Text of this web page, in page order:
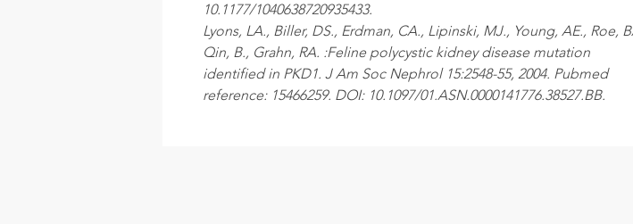
10.1177/1040638720935433.
Lyons, LA., Biller, DS., Erdman, CA., Lipinski, MJ., Young, AE., Roe,
Qin, B., Grahn, RA. :Feline polycystic kidney disease mutation
identified in PKD1. J Am Soc Nephrol 15:2548-55, 2004. Pubmed
reference: 15466259. DOI: 10.1097/01.ASN.0000141776.38527.BB.